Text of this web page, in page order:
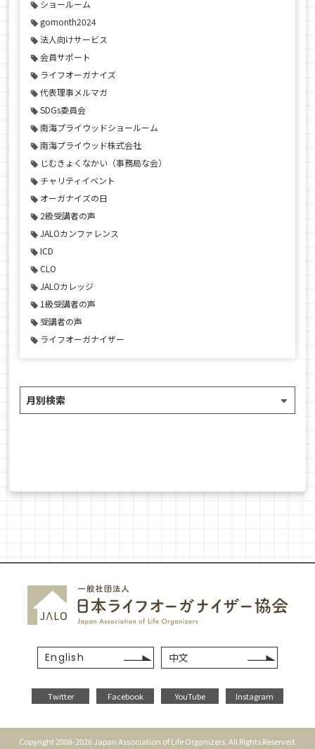
ショールーム
gomonth2024
法人向けサービス
会員サポート
ライフオーガナイズ
代表理事メルマガ
SDGs委員会
南海プライウッドショールーム
南海プライウッド株式会社
じむきょくなかい（事務局な会）
チャリティイベント
オーガナイズの日
2級受講者の声
JALOカンファレンス
ICD
CLO
JALOカレッジ
1級受講者の声
受講者の声
ライフオーガナイザー
English 中文
Twitter Facebook YouTube Instagram
Copyright 2008-2026 Japan Association of Life Organizers. All Rights Reserved.